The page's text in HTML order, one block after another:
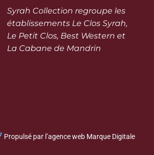
Syrah Collection regroupe les
établissements Le Clos Syrah,
Le Petit Clos, Best Western et
La Cabane de Mandrin
Propulsé par l’agence web Marque Digitale